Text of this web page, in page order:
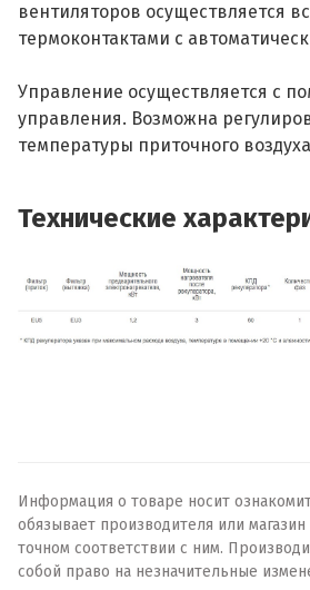
вентиляторов осуществляется
термоконтактами с
Управление осуществляется с
управления. Возможна
температуры приточного
Технические
Информация о товаре носит
обязывает производителя или магазин
точном соответствии с ним.
собой право на незначительные